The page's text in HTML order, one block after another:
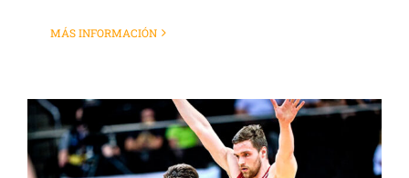
MÁS INFORMACIÓN